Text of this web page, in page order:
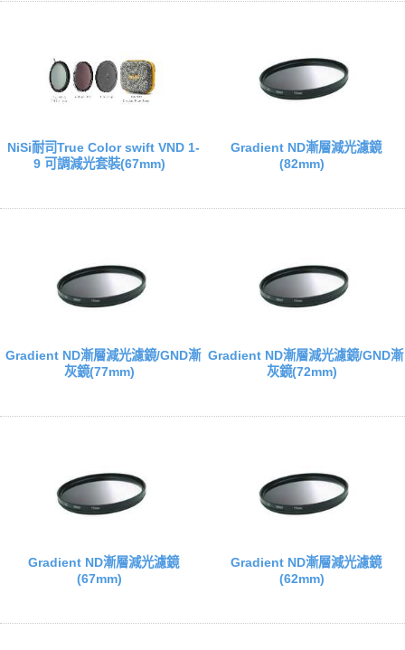
NiSi耐司True Color swift VND 1-
9 可調減光套裝(67mm)
Gradient ND漸層減光濾鏡
(82mm)
Gradient ND漸層減光濾鏡/GND漸
灰鏡(77mm)
Gradient ND漸層減光濾鏡/GND漸
灰鏡(72mm)
Gradient ND漸層減光濾鏡
(67mm)
Gradient ND漸層減光濾鏡
(62mm)